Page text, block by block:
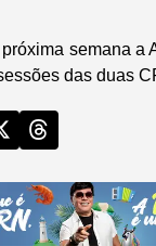
próxima semana a
das duas